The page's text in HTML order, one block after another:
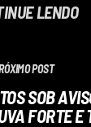
LENDO
POST
SOB
FORTE E